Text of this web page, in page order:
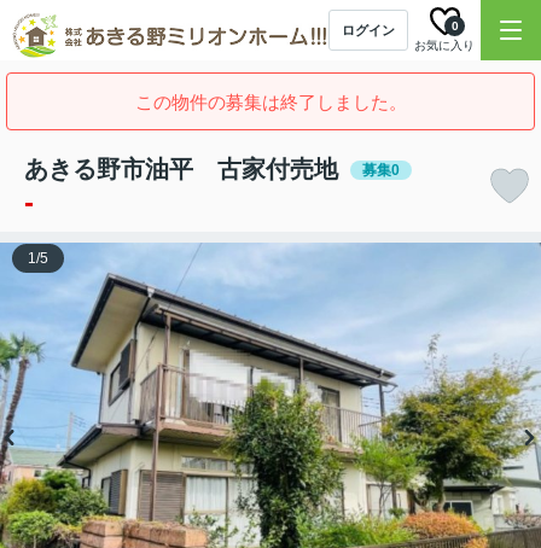
ログイン
お気に入り
0
この物件の募集は終了しました。
あきる野市油平 古家付売地 募集0
-
1/5